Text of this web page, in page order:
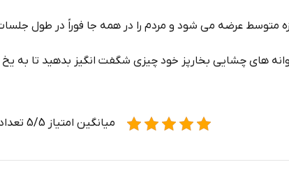
متوسط عرضه می شود و مردم را در همه جا فوراً در طول
های چشایی بخارپز خود چیزی شگفت انگیز بدهید تا به یخ
میانگین امتیاز 5/5 تعداد رأی دهنده (2)